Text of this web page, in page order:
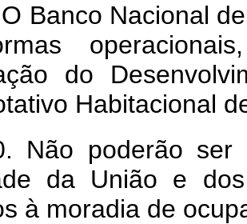
Banco Nacional
do
Habitacional
Não poderão ser
da União e
à moradia de